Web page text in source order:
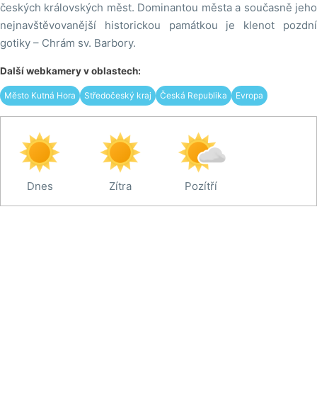
českých královských měst. Dominantou města a současně jeho
nejnavštěvovanější historickou památkou je klenot pozdní
gotiky – Chrám sv. Barbory.
Další webkamery v oblastech:
Město Kutná Hora Středočeský kraj Česká Republika Evropa
Dnes Zítra Pozítří